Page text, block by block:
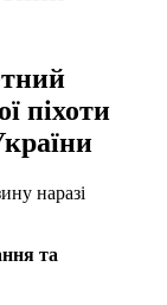
піхоти
наразі
та